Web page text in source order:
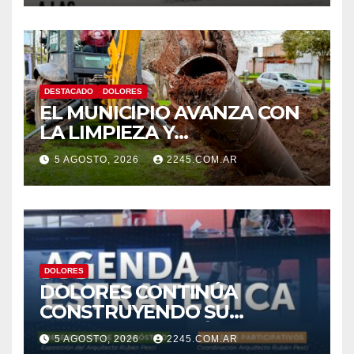
Umberto Illia
DESTACADO DOLORES
EL MUNICIPIO AVANZA CON
LA LIMPIEZA Y
MANTENIMIENTO DE
DESAGÜES
5 AGOSTO, 2026 2245.COM.AR
DOLORES
DOLORES CONTINÚA
CONSTRUYENDO SU
AGENDA ESTRATÉGICA CON
5 AGOSTO, 2026 2245.COM.AR